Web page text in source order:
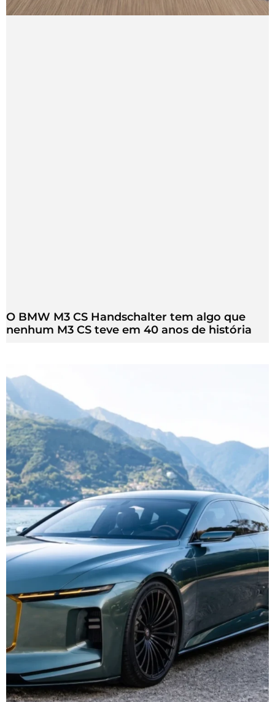
O BMW M3 CS Handschalter tem algo que
nenhum M3 CS teve em 40 anos de história